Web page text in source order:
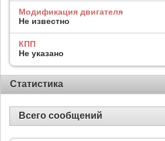
Модификация двигателя
Не известно
КПП
Не указано
Статистика
Всего сообщений